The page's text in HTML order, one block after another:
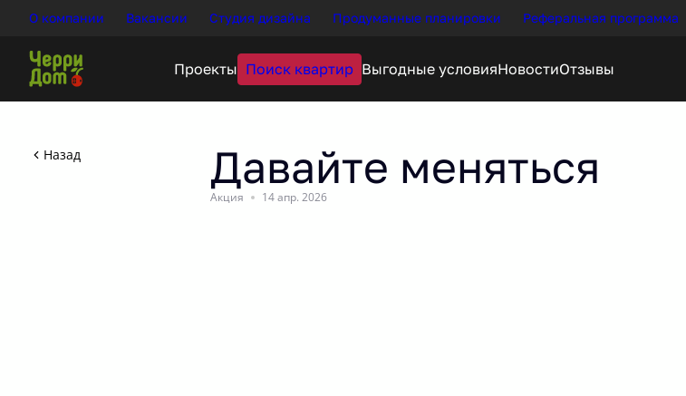
О компании Вакансии Студия дизайна Продуманные планировки Реферальная программа
Проекты Поиск квартир НовостиОтзывы
Назад Давайте меняться
Акция 14 апр. 2026